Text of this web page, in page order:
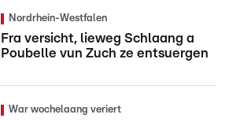
Nordrhein-Westfalen
Fra versicht, lieweg Schlaang a
Poubelle vun Zuch ze entsuergen
War wochelaang veriert